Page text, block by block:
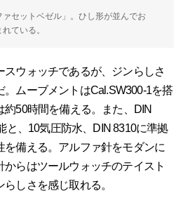
セットベゼル」。ひし形が並んでお
ている。
ウォッチであるが、ジンらしさ
。ムーブメントはCal.SW300-1を搭
50時間を備える。また、DIN
と、10気圧防水、DIN 8310に準拠
を備える。アルファ針をモダンに
らはツールウォッチのテイスト
しさを感じ取れる。